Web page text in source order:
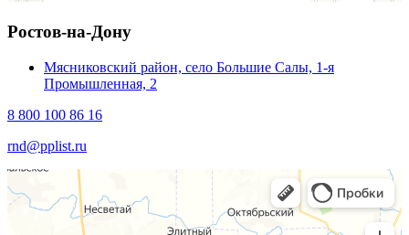
Ростов-на-Дону
Мясниковский район, село Большие Салы, 1-я
Промышленная, 2
8 800 100 86 16
rnd@pplist.ru